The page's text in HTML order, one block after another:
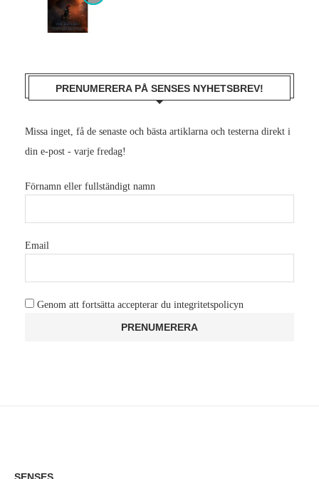
PRENUMERERA PÅ SENSES NYHETSBREV!
Missa inget, få de senaste och bästa artiklarna och testerna direkt i
din e-post - varje fredag!
Förnamn eller fullständigt namn
Email
Genom att fortsätta accepterar du integritetspolicyn